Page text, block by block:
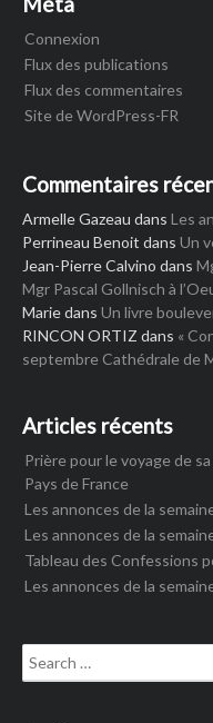
Connexion
Flux des publications
Flux des commentaires
Site de WordPress-FR
Commentaires
Armelle Gazeau dans Les
Perrineau Benoit dans Un
Jean-Pierre Calvino dans
Mgr Pascal Gollnisch à
Mariedans Un livre
RINCON ORTIZ dans «
septembre Cathédrale de
Articles récents
Prière pour le voyage de
Pays de France
Les annonces de la
Les annonces de la
Tableau des Confessions
Les annonces de la
Search
for: